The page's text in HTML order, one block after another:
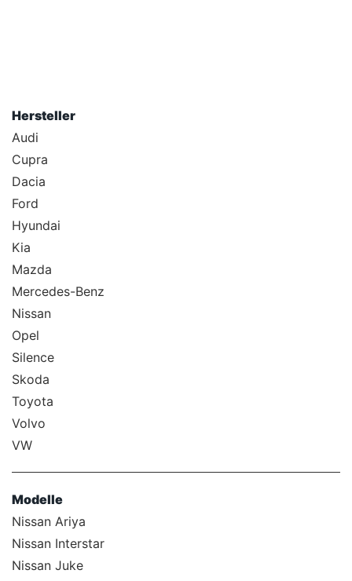
Hersteller
Audi
Cupra
Dacia
Ford
Hyundai
Kia
Mazda
Mercedes-Benz
Nissan
Opel
Silence
Skoda
Toyota
Volvo
VW
Modelle
Nissan Ariya
Nissan Interstar
Nissan Juke